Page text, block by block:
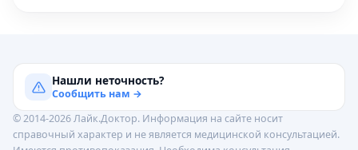
Нашли неточность?
Сообщить нам →
© 2014-2026 Лайк.Доктор. Информация на сайте носит
справочный характер и не является медицинской консультацией.